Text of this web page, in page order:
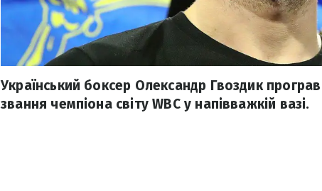
Український боксер Олександр Гвоздик
звання чемпіона світу WBC у напівважкій вазі.